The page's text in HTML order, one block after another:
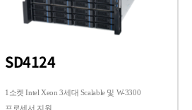
SD4124
1소켓 Intel Xeon 3세대 Scalable 및 W-3300
프로세서 지원